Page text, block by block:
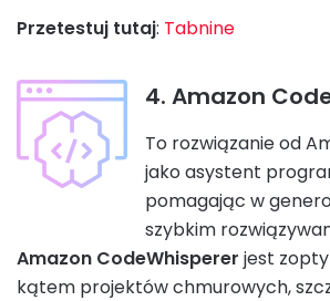
Przetestuj tutaj: Tabnine
4. Amazon
To rozwiązanie od
jako asystent
pomagając w
szybkim
Amazon CodeWhisperer jest
kątem projektów chmurowych,